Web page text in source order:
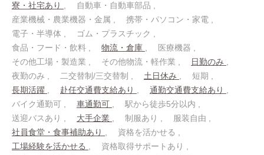
寮・社宅あり
自動車・自動車部品
産業機械・農業機器・金属
携帯・パソコン・家電
電子・半導体
ゴム・プラスチック
食品・フード・飲料
物流・倉庫
医療機器
その他工場・製造業
その他物流・軽作業
日勤のみ
夜勤のみ
二交替制/三交替制 土日休み
短期
長期活躍
赴任交通費支給あり
通勤交通費支給あり
バイク通勤可
車通勤可
駅から徒歩5分以内
送迎バスあり
大手企業 制服あり
服装自由
社員食堂・食事補助あり
資格を活かせる
工場経験を活かせる
資格取得サポートあり